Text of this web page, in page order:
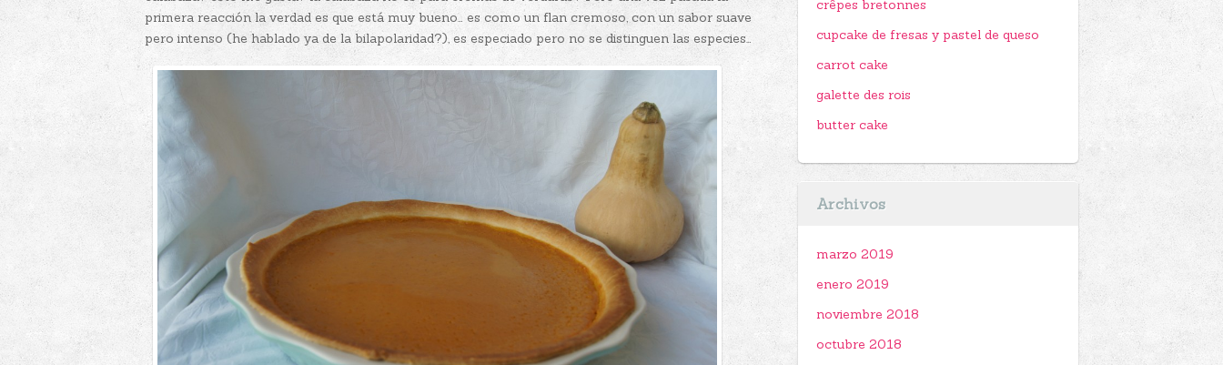
primera reacción la verdad es que está muy bueno… es como un flan cremoso, con un sabor suave
pero intenso (he hablado ya de la bilapolaridad?), es especiado pero no se distinguen las especies…
crêpes bretonnes
cupcake de fresas y pastel de queso
carrot cake
galette des rois
butter cake
Archivos
marzo 2019
enero 2019
noviembre 2018
octubre 2018